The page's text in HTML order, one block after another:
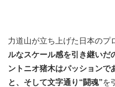
力道山が立ち上げた日本のプ
ルなスケール感を引き継いだ
ントニオ猪木はパッションで
と、そして文字通り“闘魂”を